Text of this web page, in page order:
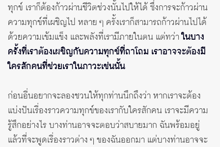
ทุกข์ เราก็ต้องก้าวผ่านชีวิตช่วงนั้นไปให้ได้ ซึ่งการจะก้าวผ่าน
ความทุกข์ที่เผชิญไป หลาย ๆ ครั้งเราก็สามารถก้าวผ่านไปได้
ด้วยความเข้มแข็ง และพลังที่เรามีภายในตน แต่ทว่าในบาง
ครั้งที่เราต้องเผชิญกับความทุกข์ที่ถาโถม เราอาจจะต้องมี
ใครสักคนที่ช่วยเราในภาวะเช่นนั้น
ก่อนอื่นอยากจะลองชวนให้ทุกท่านนึกถึงว่า หากเราจะต้อง
แบ่งปันเรื่องราวความทุกข์ของเรากับใครสักคน เราจะมีความ
รู้สึกอย่างไร บางท่านอาจจะตอบว่าสบายมาก ฉันพร้อมอยู่
แล้วที่จะพูดเรื่องราวต่าง ๆ ของฉันออกมา แต่บางท่านอาจจะ